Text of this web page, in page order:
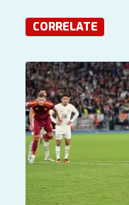
CORRELATE